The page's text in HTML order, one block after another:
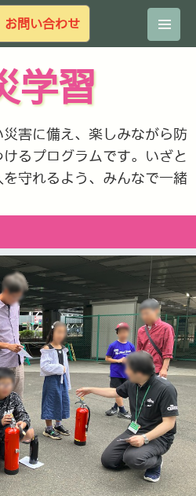
お問い合わせ
学習
害に備え、楽しみながら防
るプログラムです。いざと
守れるよう、みんなで一緒